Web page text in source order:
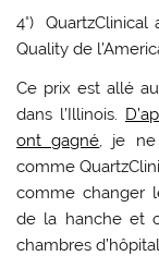
4°)
Quality de
Ce prix est allé au
dans l’Illinois.
ont gagné, je ne
comme
comme changer
de la hanche et
chambres